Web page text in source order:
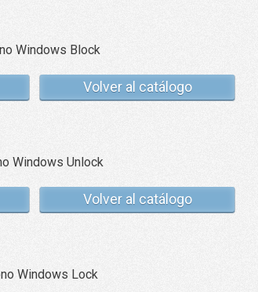
Volver al catálogo
Volver al catálogo